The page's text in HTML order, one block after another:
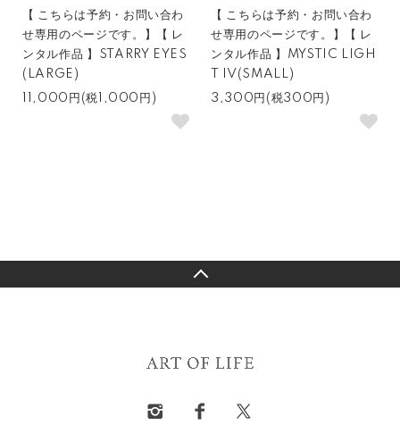
【 こちらは予約・お問い合わ
せ専用のページです。】【 レ
ンタル作品 】STARRY EYES
(LARGE)
11,000円(税1,000円)
【 こちらは予約・お問い合わ
せ専用のページです。】【 レ
ンタル作品 】MYSTIC LIGH
T IV(SMALL)
3,300円(税300円)